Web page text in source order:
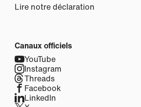
Lire notre déclaration
Canaux officiels
YouTube
Instagram
Threads
Facebook
LinkedIn